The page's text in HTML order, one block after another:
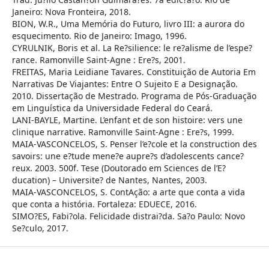
Janeiro: Nova Fronteira, 2018.
BION, W.R., Uma Memória do Futuro, livro III: a aurora do
esquecimento. Rio de Janeiro: Imago, 1996.
CYRULNIK, Boris et al. La Re?silience: le re?alisme de l’espe?
rance. Ramonville Saint-Agne : Ere?s, 2001.
FREITAS, Maria Leidiane Tavares. Constituição de Autoria Em
Narrativas De Viajantes: Entre O Sujeito E a Designação.
2010. Dissertação de Mestrado. Programa de Pós-Graduação
em Linguística da Universidade Federal do Ceará.
LANI-BAYLE, Martine. L’enfant et de son histoire: vers une
clinique narrative. Ramonville Saint-Agne : Ere?s, 1999.
MAIA-VASCONCELOS, S. Penser l’e?cole et la construction des
savoirs: une e?tude mene?e aupre?s d’adolescents cance?
reux. 2003. 500f. Tese (Doutorado em Sciences de l’E?
ducation) – Universite? de Nantes, Nantes, 2003.
MAIA-VASCONCELOS, S. ContAção: a arte que conta a vida
que conta a história. Fortaleza: EDUECE, 2016.
SIMO?ES, Fabi?ola. Felicidade distrai?da. Sa?o Paulo: Novo
Se?culo, 2017.